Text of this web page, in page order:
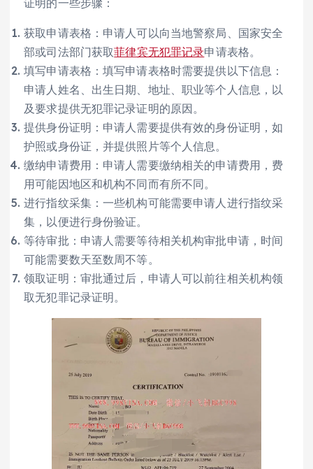
获取申请表格：申请人可以向当地警察局、国家安全
部或司法部门获取菲律宾无犯罪记录申请表格。
填写申请表格：填写申请表格时需要提供以下信息：
申请人姓名、出生日期、地址、职业等个人信息，以
及要求提供无犯罪记录证明的原因。
提供身份证明：申请人需要提供有效的身份证明，如
护照或身份证，并提供照片等个人信息。
缴纳申请费用：申请人需要缴纳相关的申请费用，费
用可能因地区和机构不同而有所不同。
进行指纹采集：一些机构可能需要申请人进行指纹采
集，以便进行身份验证。
等待审批：申请人需要等待相关机构审批申请，时间
可能需要数天至数周不等。
领取证明：审批通过后，申请人可以前往相关机构领
取无犯罪记录证明。